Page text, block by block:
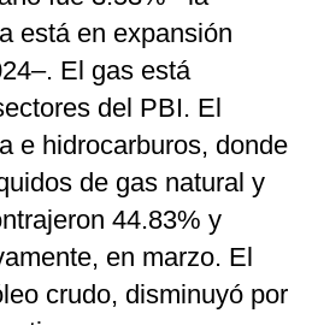
está en expansión
El gas está
del PBI. El
e hidrocarburos, donde
de gas natural y
44.83% y
en marzo. El
crudo, disminuyó por